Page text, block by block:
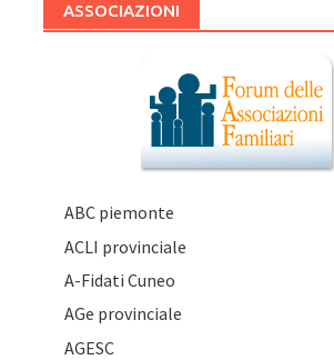
ASSOCIAZIONI
ABC piemonte
ACLI provinciale
A-Fidati Cuneo
AGe provinciale
AGESC